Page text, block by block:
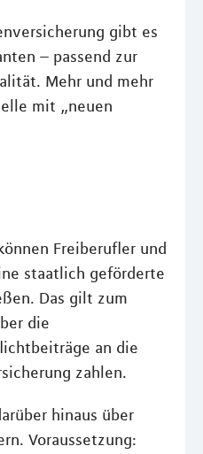
gibt es
– passend zur
Mehr und mehr
mit „neuen
Freiberufler und
staatlich geförderte
Das gilt zum
die
an die
zahlen.
hinaus über
Voraussetzung: